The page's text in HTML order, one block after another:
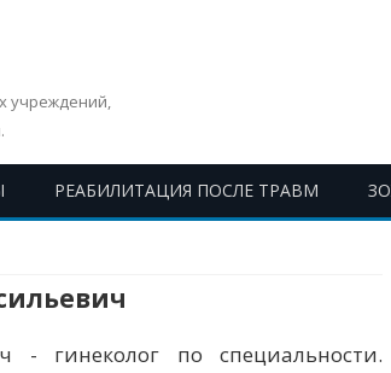
учреждений,
РЕАБИЛИТАЦИЯ ПОСЛЕ ТРАВМ
Перейти
- гинеколог по специальности.